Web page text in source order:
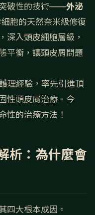
突破性的技術——外泌
細胞的天然奈米級修復
深入頭皮細胞層級，
平衡，讓頭皮屑問題
理經驗，率先引進頂
性頭皮屑治療。今
性的治療方法！
析：為什麼會
四大根本成因。